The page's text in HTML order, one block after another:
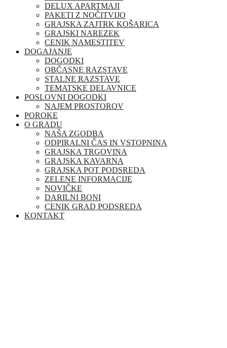
DELUX APARTMAJI
PAKETI Z NOČITVIJO
GRAJSKA ZAJTRK KOŠARICA
GRAJSKI NAREZEK
CENIK NAMESTITEV
DOGAJANJE
DOGODKI
OBČASNE RAZSTAVE
STALNE RAZSTAVE
TEMATSKE DELAVNICE
POSLOVNI DOGODKI
NAJEM PROSTOROV
POROKE
O GRADU
NAŠA ZGODBA
ODPIRALNI ČAS IN VSTOPNINA
GRAJSKA TRGOVINA
GRAJSKA KAVARNA
GRAJSKA POT PODSREDA
ZELENE INFORMACIJE
NOVIČKE
DARILNI BONI
CENIK GRAD PODSREDA
KONTAKT